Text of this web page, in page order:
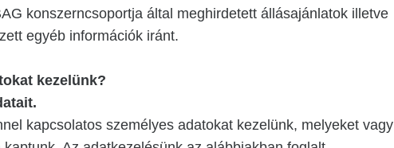
konszerncsoportja által meghirdetett állásajánlatok illetve
egyéb információk iránt.
kezelünk?
kapcsolatos személyes adatokat kezelünk, melyeket vagy